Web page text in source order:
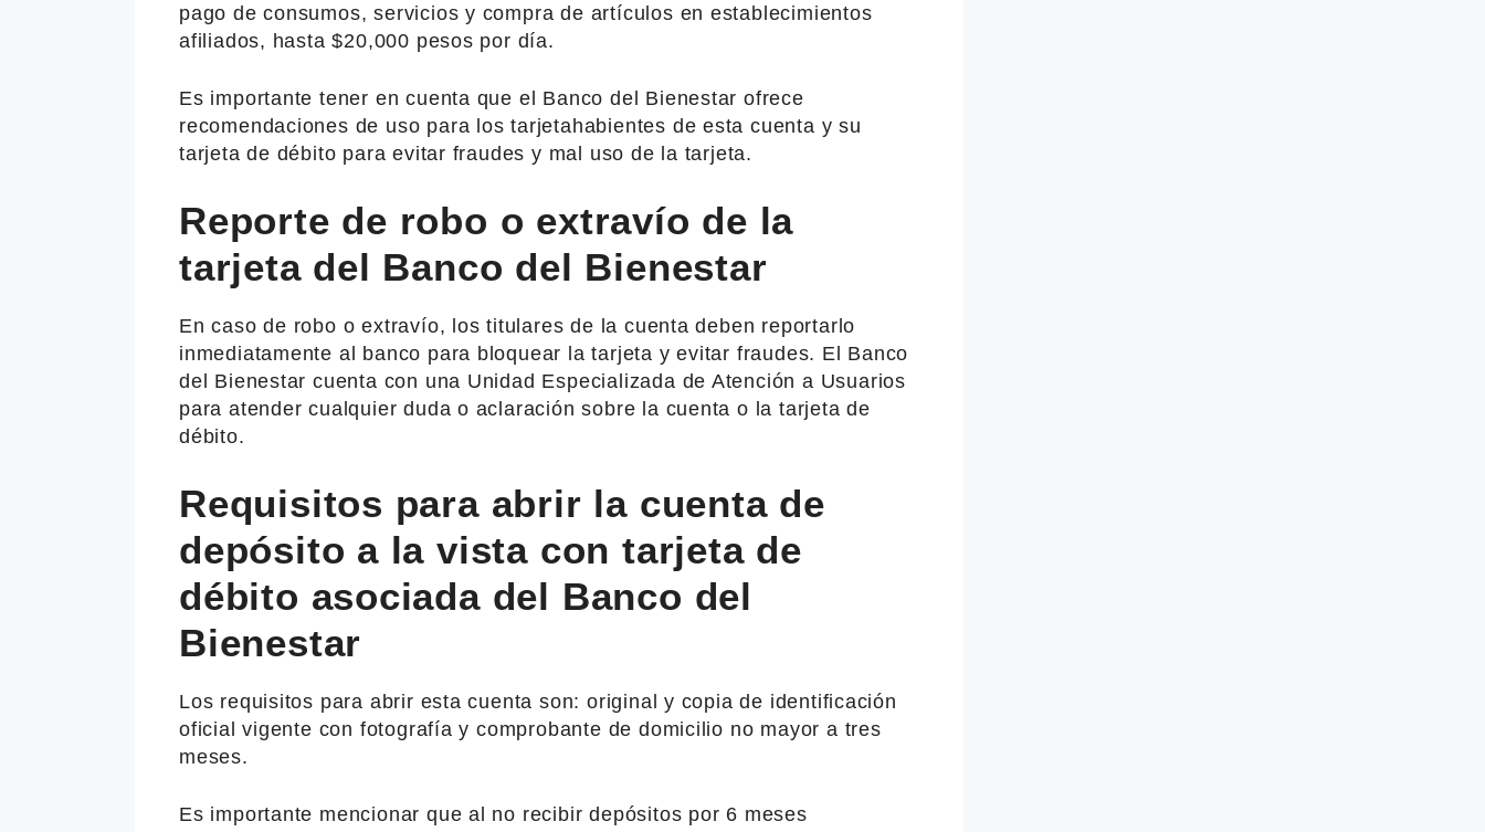
pago de consumos, servicios y compra de artículos en establecimientos
afiliados, hasta $20,000 pesos por día.
Es importante tener en cuenta que el Banco del Bienestar ofrece
recomendaciones de uso para los tarjetahabientes de esta cuenta y su
tarjeta de débito para evitar fraudes y mal uso de la tarjeta.
Reporte de robo o extravío de la
tarjeta del Banco del Bienestar
En caso de robo o extravío, los titulares de la cuenta deben reportarlo
inmediatamente al banco para bloquear la tarjeta y evitar fraudes. El Banco
del Bienestar cuenta con una Unidad Especializada de Atención a Usuarios
para atender cualquier duda o aclaración sobre la cuenta o la tarjeta de
débito.
Requisitos para abrir la cuenta de
depósito a la vista con tarjeta de
débito asociada del Banco del
Bienestar
Los requisitos para abrir esta cuenta son: original y copia de identificación
oficial vigente con fotografía y comprobante de domicilio no mayor a tres
meses.
Es importante mencionar que al no recibir depósitos por 6 meses